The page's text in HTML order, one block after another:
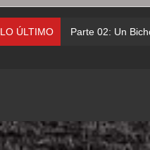
LO ÚLTIMO Parte 02: Un